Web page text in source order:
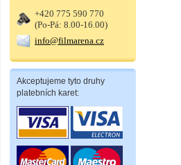
+420 775 590 770
(Po-Pá: 8.00-16.00)
info@filmarena.cz
Akceptujeme tyto druhy
platebních karet: